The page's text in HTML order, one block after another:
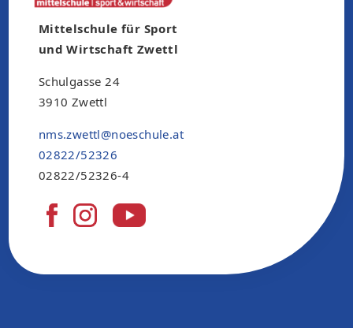
Mittelschule für Sport
und Wirtschaft Zwettl
Schulgasse 24
3910 Zwettl
nms.zwettl@noeschule.at
02822/52326
02822/52326-4